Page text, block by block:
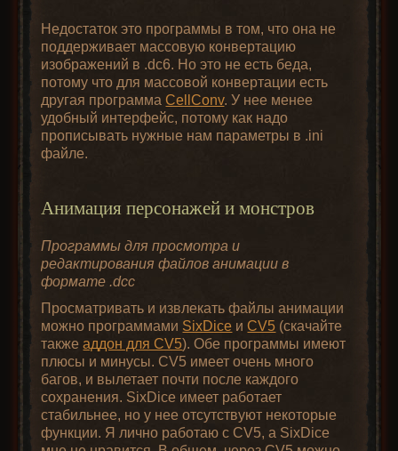
Недостаток это программы в том, что она не
поддерживает массовую конвертацию
изображений в .dc6. Но это не есть беда,
потому что для массовой конвертации есть
другая программаCellConv. У нее менее
удобный интерфейс, потому как надо
прописывать нужные нам параметры в .ini
файле.
Анимация персонажей и монстров
Программы для просмотра и
редактирования файлов анимации в
формате .dcc
Просматривать и извлекать файлы анимации
можно программами SixDice иCV5 (скачайте
такжеаддон для CV5). Обе программы имеют
плюсы и минусы. CV5 имеет очень много
багов, и вылетает почти после каждого
сохранения. SixDice имеет работает
стабильнее, но у нее отсутствуют некоторые
функции. Я лично работаю с CV5, а SixDice